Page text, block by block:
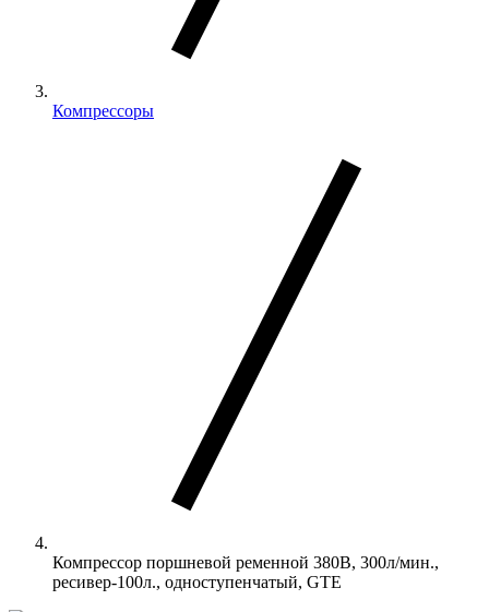
Компрессоры
Компрессор поршневой ременной 380В, 300л/мин.,
ресивер-100л., одноступенчатый, GTE